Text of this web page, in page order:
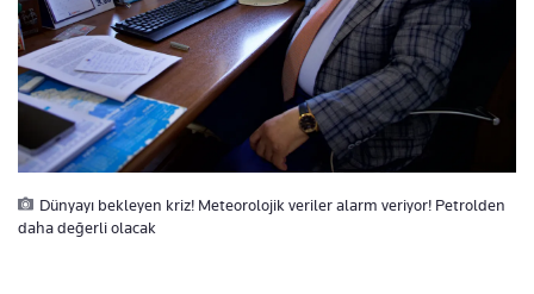
Dünyayı bekleyen kriz! Meteorolojik veriler alarm veriyor! Petrolden
daha değerli olacak